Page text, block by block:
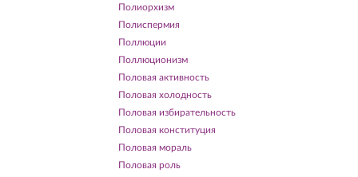
Полиорхизм
Полиспермия
Поллюции
Поллюционизм
Половая активность
Половая холодность
Половая избирательность
Половая конституция
Половая мораль
Половая роль